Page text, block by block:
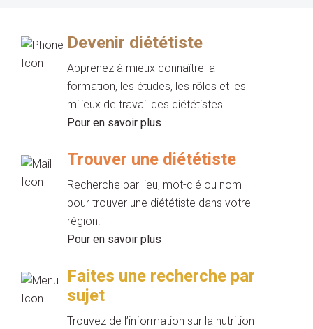
Devenir diététiste
Apprenez à mieux connaître la
formation, les études, les rôles et les
milieux de travail des diététistes.
Pour en savoir plus
Trouver une diététiste
Recherche par lieu, mot-clé ou nom
pour trouver une diététiste dans votre
région.
Pour en savoir plus
Faites une recherche par
sujet
Trouvez de l’information sur la nutrition